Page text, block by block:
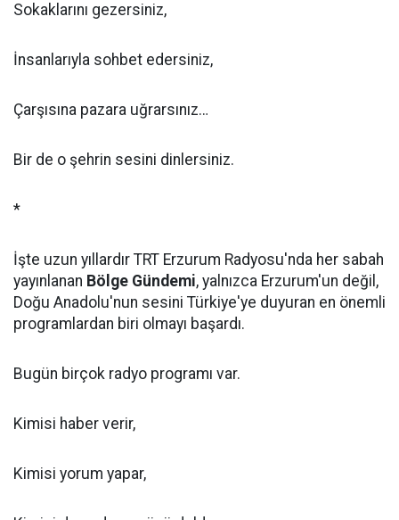
Sokaklarını gezersiniz,
İnsanlarıyla sohbet edersiniz,
Çarşısına pazara uğrarsınız…
Bir de o şehrin sesini dinlersiniz.
*
İşte uzun yıllardır TRT Erzurum Radyosu'nda her sabah
yayınlanan Bölge Gündemi, yalnızca Erzurum'un değil,
Doğu Anadolu'nun sesini Türkiye'ye duyuran en önemli
programlardan biri olmayı başardı.
Bugün birçok radyo programı var.
Kimisi haber verir,
Kimisi yorum yapar,